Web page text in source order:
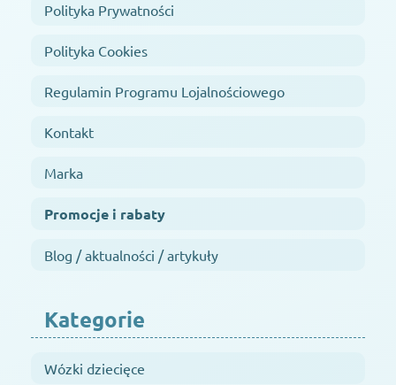
Polityka Prywatności
Polityka Cookies
Regulamin Programu Lojalnościowego
Kontakt
Marka
Promocje i rabaty
Blog / aktualności / artykuły
Kategorie
Wózki dziecięce